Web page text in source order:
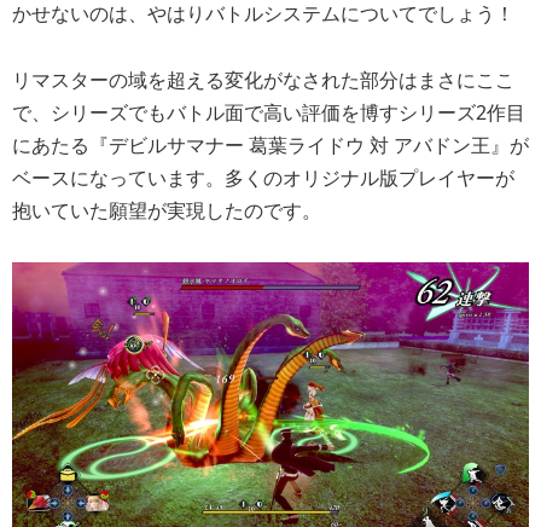
かせないのは、やはりバトルシステムについてでしょう！
リマスターの域を超える変化がなされた部分はまさにここ
で、シリーズでもバトル面で高い評価を博すシリーズ2作目
にあたる『デビルサマナー 葛葉ライドウ 対 アバドン王』が
ベースになっています。多くのオリジナル版プレイヤーが
抱いていた願望が実現したのです。